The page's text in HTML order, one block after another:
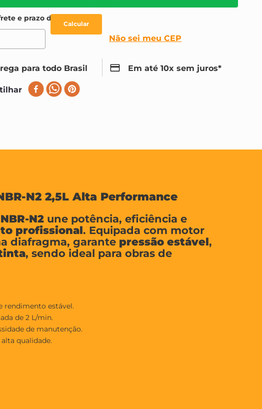
Não sei meu CEP
para todo Brasil Em até 10x sem juros*
N2 2,5L Alta Performance
N2 une potência, eficiência e
profissional. Equipada com motor
diafragma, garante pressão estável,
, sendo ideal para obras de
rendimento estável.
de 2 L/min.
de manutenção.
qualidade.